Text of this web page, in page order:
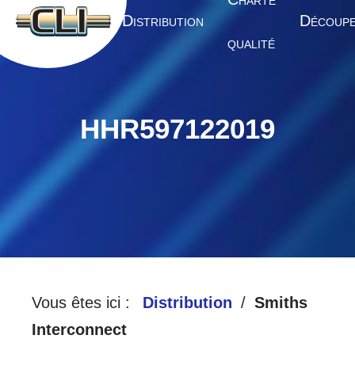
A CCUEIL DISTRIBUTION
QUALITÉ
D
HHR597122019
Vous êtes ici : Distribution
Smiths
Interconnect